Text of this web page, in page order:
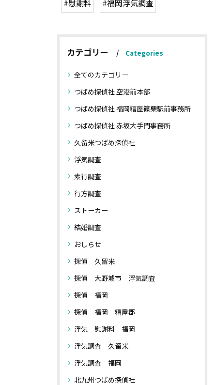
#慰謝料 #福岡浮気調査
カテゴリー Categories
全てのカテゴリー
つばめ探偵社 空港前本部
つばめ探偵社 福岡糟屋篠栗駅前事務所
つばめ探偵社 赤坂大手門事務所
久留米つばめ探偵社
浮気調査
素行調査
行方調査
ストーカー
結婚調査
おしらせ
探偵 久留米
探偵 大野城市 浮気調査
探偵 福岡
探偵 福岡 糟屋郡
浮気 慰謝料 福岡
浮気調査 久留米
浮気調査 福岡
北九州つばめ探偵社